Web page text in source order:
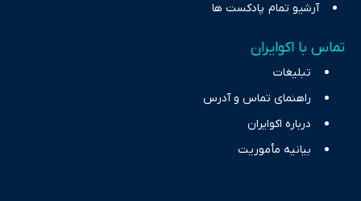
آرشیو تمام پادکست ها
تماس با اکوایران
تبلیغات
راهنمای تماس و آدرس
درباره اکوایران
بیانیه مأموریت